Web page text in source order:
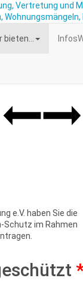
Infos
e.V. haben Sie die
Schutz im Rahmen